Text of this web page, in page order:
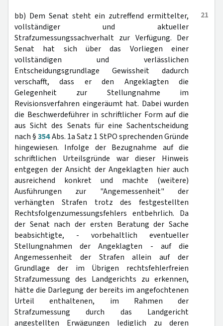
21
bb) Dem Senat steht ein zutreffend ermittelter,
vollständiger und aktueller
Strafzumessungssachverhalt zur Verfügung. Der
Senat hat sich über das Vorliegen einer
vollständigen und verlässlichen
Entscheidungsgrundlage Gewissheit dadurch
verschafft, dass er den Angeklagten die
Gelegenheit zur Stellungnahme im
Revisionsverfahren eingeräumt hat. Dabei wurden
die Beschwerdeführer in schriftlicher Form auf die
aus Sicht des Senats für eine Sachentscheidung
nach §354Abs. 1a Satz 1 StPO sprechenden Gründe
hingewiesen. Infolge der Bezugnahme auf die
schriftlichen Urteilsgründe war dieser Hinweis
entgegen der Ansicht der Angeklagten hier auch
ausreichend konkret und machte (weitere)
Ausführungen zur "Angemessenheit" der
verhängten Strafen trotz des festgestellten
Rechtsfolgenzumessungsfehlers entbehrlich. Da
der Senat nach der ersten Beratung der Sache
beabsichtigte, - vorbehaltlich eventueller
Stellungnahmen der Angeklagten - auf die
Angemessenheit der Strafen allein auf der
Grundlage der im Übrigen rechtsfehlerfreien
Strafzumessung des Landgerichts zu erkennen,
hätte die Darlegung der bereits im angefochtenen
Urteil enthaltenen, im Rahmen der
Strafzumessung durch das Landgericht
angestellten Erwägungen lediglich zu deren